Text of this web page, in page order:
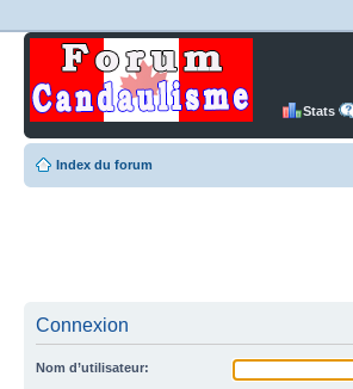
Stats
Index du forum
Connexion
Nom d’utilisateur: